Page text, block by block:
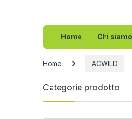
Home Chi siamo
Home ACWILD
Categorie prodotto